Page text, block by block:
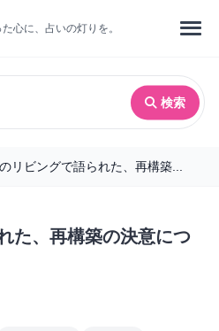
心に、占いの灯りを。
検索
リビングで語られた、再構築...
た、再構築の決意につ